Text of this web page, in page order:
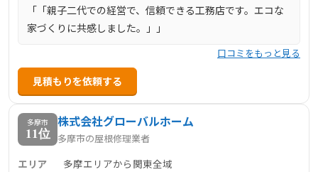
「「親子二代での経営で、信頼できる工務店です。エコな
家づくりに共感しました。」」
口コミをもっと見る
見積もりを依頼する
多摩市
11位
株式会社グローバルホーム
多摩市の屋根修理業者
エリア
多摩エリアから関東全域